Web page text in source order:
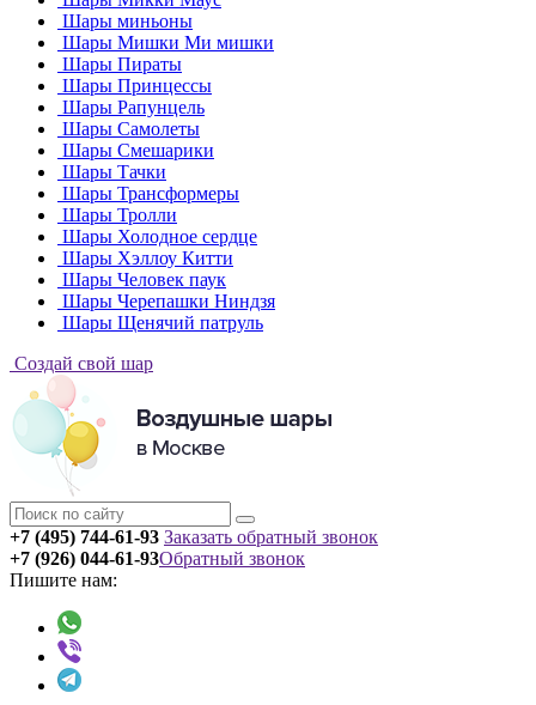
Шары миньоны
Шары Мишки Ми мишки
Шары Пираты
Шары Принцессы
Шары Рапунцель
Шары Самолеты
Шары Смешарики
Шары Тачки
Шары Трансформеры
Шары Тролли
Шары Холодное сердце
Шары Хэллоу Китти
Шары Человек паук
Шары Черепашки Ниндзя
Шары Щенячий патруль
Создай свой шар
+7 (495) 744-61-93 Заказать обратный звонок
+7 (926) 044-61-93
Пишите нам:
Обратный звонок